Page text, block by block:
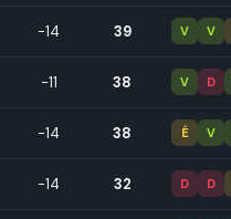
-14 39 V V
-11 38 V D
-14 38 É V
-14 32 D D